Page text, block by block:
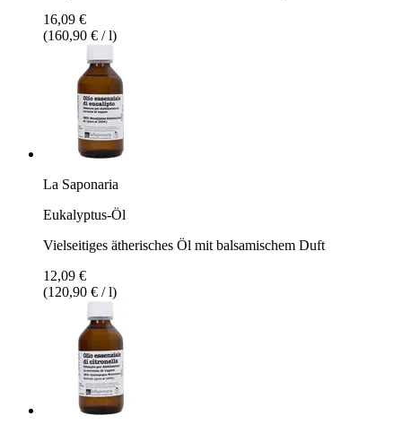
16,09 €
(160,90 € / l)
La Saponaria
Eukalyptus-Öl
Vielseitiges ätherisches Öl mit balsamischem Duft
12,09 €
(120,90 € / l)